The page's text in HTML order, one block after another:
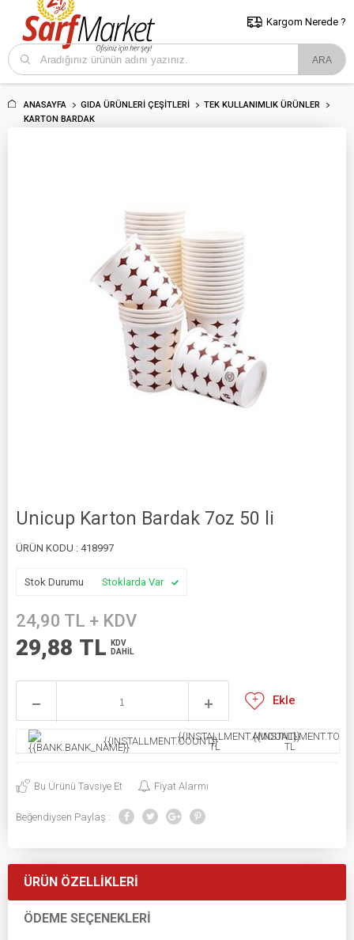
5000 TL ve Üzeri Alışverişlerde İstanbul İçi Kargo Bedava!
ve Trakya İçin Tıklayın..
Kargom Nerede ?
ANASAYFA GIDA ÜRÜNLERI ÇEŞITLERI
TEK KULLANIMLIK ÜRÜNLER
KARTON BARDAK
Unicup Karton Bardak 7oz 50 li
ÜRÜN KODU : 418997
Stok Durumu Stoklarda Var
24,90 TL + KDV
29,88 TL
KDV
DAHİL
Ekle
{{INSTALLMENT.COUNT}}{{INSTALLMENT.AMOUNT}}
TL
TL
Bu Ürünü Tavsiye Et Fiyat Alarmı
Beğendiysen Paylaş :
ÜRÜN ÖZELLIKLERI
ÖDEME SEÇENEKLERI